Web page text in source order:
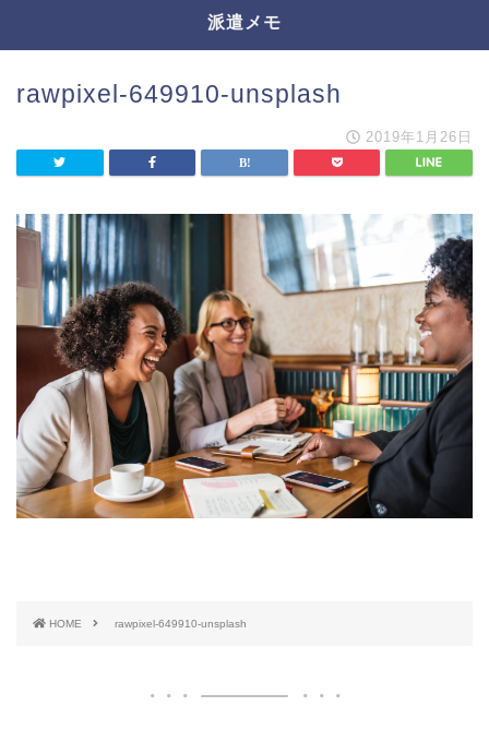
派遣メモ
rawpixel-649910-unsplash
2019年1月26日
HOME rawpixel-649910-unsplash